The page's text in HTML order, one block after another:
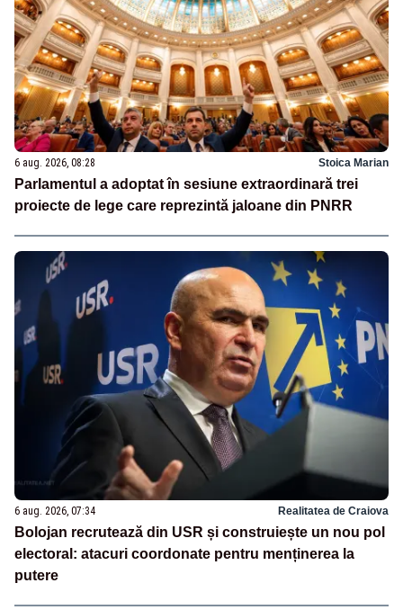
6 aug. 2026, 08:28 Stoica Marian
Parlamentul a adoptat în sesiune extraordinară trei
proiecte de lege care reprezintă jaloane din PNRR
6 aug. 2026, 07:34 Realitatea de Craiova
Bolojan recrutează din USR și construiește un nou pol
electoral: atacuri coordonate pentru menținerea la
putere